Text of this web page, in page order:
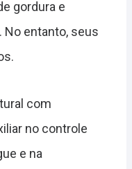
gordura e
No entanto, seus
com
no controle
e na